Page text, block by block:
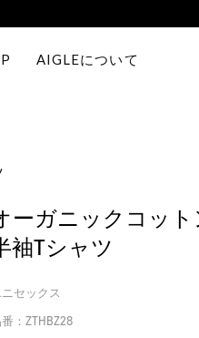
AIGLEについて
ーガニックコット
袖Tシャツ
セックス
：ZTHBZ28